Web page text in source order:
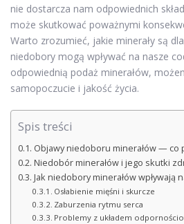
nie dostarcza nam odpowiednich
może skutkować poważnymi
Warto zrozumieć, jakie minerały są
niedobory mogą wpływać na nasze
odpowiednią podaż minerałów,
samopoczucie i jakość życia.
Spis treści
Objawy niedoboru minerałów — co
Niedobór minerałów i jego skutki
Jak niedobory minerałów wpływają
Osłabienie mięśni i skurcze
Zaburzenia rytmu serca
Problemy z układem